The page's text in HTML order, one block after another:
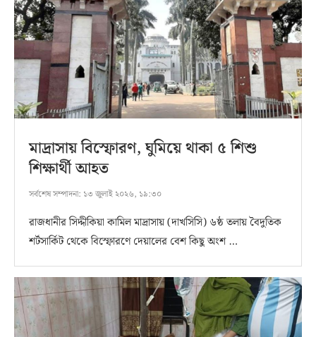
মাদ্রাসায় বিস্ফোরণ, ঘুমিয়ে থাকা ৫ শিশু
শিক্ষার্থী আহত
সর্বশেষ সম্পাদনা: ১৩ জুলাই ২০২৬, ১৯:৩০
রাজধানীর সিদ্দীকিয়া কামিল মাদ্রাসায় (দাখসিসি) ৬ষ্ঠ তলায় বৈদুতিক
শর্টসার্কিট থেকে বিস্ফোরণে দেয়ালের বেশ কিছু অংশ …